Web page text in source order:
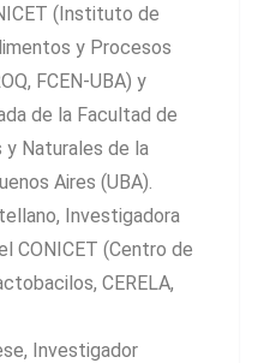
(Instituto de
y Procesos
FCEN-UBA) y
de la Facultad de
y Naturales de la
Aires (UBA).
Investigadora
CONICET (Centro de
CERELA,
Investigador